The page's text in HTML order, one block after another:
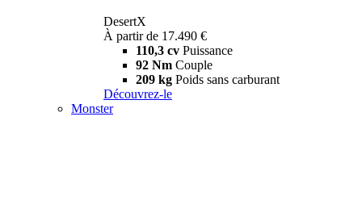
DesertX
À partir de 17.490 €
110,3 cv Puissance
92 Nm Couple
209 kg Poids sans carburant
Découvrez-le
Monster